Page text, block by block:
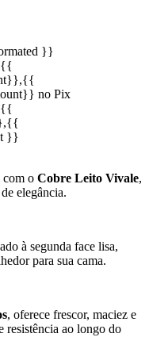
}}
{{
,{{
no Pix
{{
,{{
}}
com o Cobre Leito Vivale,
elegância.
à segunda face lisa,
para sua cama.
, oferece frescor, maciez e
resistência ao longo do